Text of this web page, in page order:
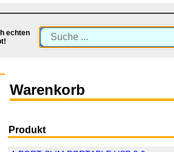
echten
Warenkorb
Produkt